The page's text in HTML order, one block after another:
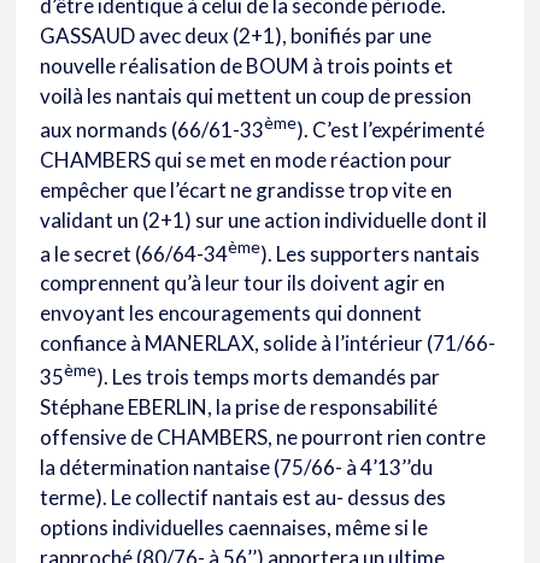
d’être identique à celui de la seconde période.
GASSAUD avec deux (2+1), bonifiés par une
nouvelle réalisation de BOUM à trois points et
voilà les nantais qui mettent un coup de pression
aux normands (66/61-33ème). C’est l’expérimenté
CHAMBERS qui se met en mode réaction pour
empêcher que l’écart ne grandisse trop vite en
validant un (2+1) sur une action individuelle dont il
a le secret (66/64-34ème). Les supporters nantais
comprennent qu’à leur tour ils doivent agir en
envoyant les encouragements qui donnent
confiance à MANERLAX, solide à l’intérieur (71/66-
35ème). Les trois temps morts demandés par
Stéphane EBERLIN, la prise de responsabilité
offensive de CHAMBERS, ne pourront rien contre
la détermination nantaise (75/66- à 4’13’’du
terme). Le collectif nantais est au- dessus des
options individuelles caennaises, même si le
rapproché (80/76- à 56’’) apportera un ultime